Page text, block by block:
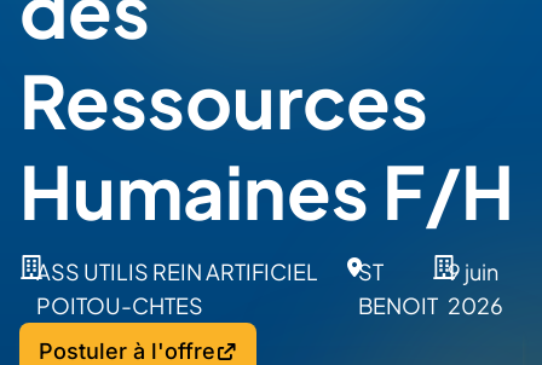
Ressources
Humaines F/H
ASS UTILIS REIN ARTIFICIEL
POITOU-CHTES
ST
BENOIT
9 juin
2026
Postuler à l'offre